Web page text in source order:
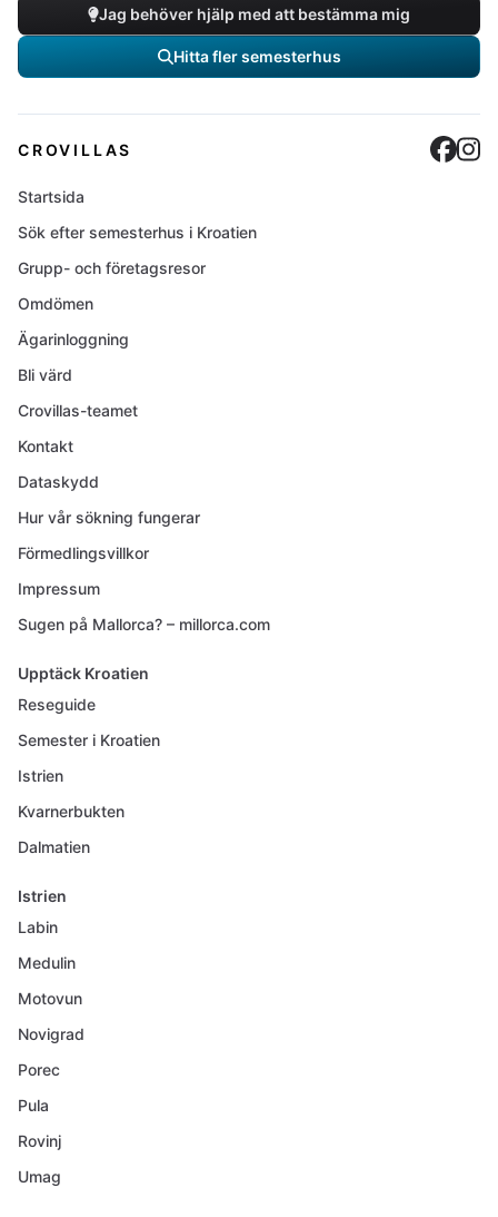
Jag behöver hjälp med att bestämma mig
Hitta fler semesterhus
CROVILLAS
Startsida
Sök efter semesterhus i Kroatien
Grupp- och företagsresor
Omdömen
Ägarinloggning
Bli värd
Crovillas-teamet
Kontakt
Dataskydd
Hur vår sökning fungerar
Förmedlingsvillkor
Impressum
Sugen på Mallorca? – millorca.com
Upptäck Kroatien
Reseguide
Semester i Kroatien
Istrien
Kvarnerbukten
Dalmatien
Istrien
Labin
Medulin
Motovun
Novigrad
Porec
Pula
Rovinj
Umag